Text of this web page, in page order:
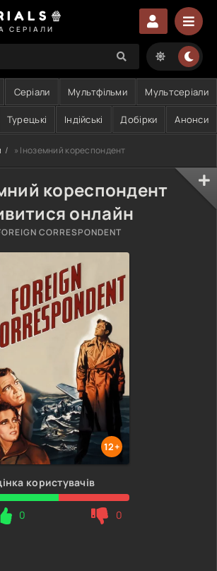
СЕРІАЛИ
Серіали Мультфільми Мультсеріали
Турецькі Індійські Добірки Анонси
» Іноземний кореспондент
кореспондент
онлайн
CORRESPONDENT
12+
користувачів
0 0